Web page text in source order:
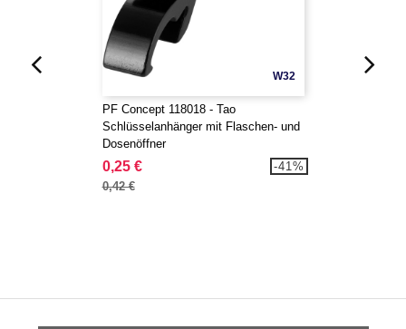
W32
PF Concept 118018 - Tao
Schlüsselanhänger mit Flaschen- und
Dosenöffner
0,25 €
0,42 €
-41%